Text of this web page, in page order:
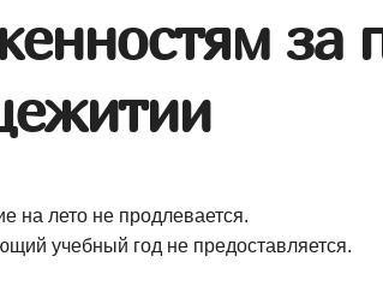
за
на лето не продлевается.
учебный год не предоставляется.